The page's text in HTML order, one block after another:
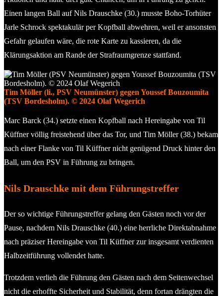
Einen langen Ball auf Nils Drauschke (30.) musste Boho-Torhüter
Jarle Schrock spektakulär per Kopfball abwehren, weil er ansonsten
Gefahr gelaufen wäre, die rote Karte zu kassieren, da die
Klärungsaktion am Rande der Strafraumgrenze stattfand.
Tim Möller (li., PSV Neumünster) gegen Youssef Bouzoumita
(TSV Bordesholm). © 2024 Olaf Wegerich
Marc Barck (34.) setzte einen Kopfball nach Hereingabe von Til
Küffner völlig freistehend über das Tor, und Tim Möller (38.) bekam
nach einer Flanke von Til Küffner nicht genügend Druck hinter den
Ball, um den PSV in Führung zu bringen.
Nils Drauschke mit dem Führungstreffer
Der so wichtige Führungstreffer gelang den Gästen noch vor der
Pause, nachdem Nils Drauschke (40.) eine herrliche Direktabnahme
nach präziser Hereingabe von Til Küffner zur insgesamt verdienten
Halbzeitführung vollendet hatte.
Trotzdem verlieh die Führung den Gästen nach dem Seitenwechsel
nicht die erhoffte Sicherheit und Stabilität, denn fortan drängten die